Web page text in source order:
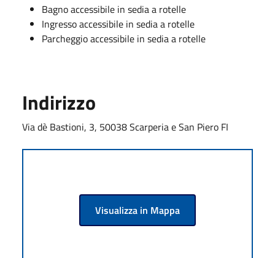
Bagno accessibile in sedia a rotelle
Ingresso accessibile in sedia a rotelle
Parcheggio accessibile in sedia a rotelle
Indirizzo
Via dè Bastioni, 3, 50038 Scarperia e San Piero FI
Visualizza in Mappa